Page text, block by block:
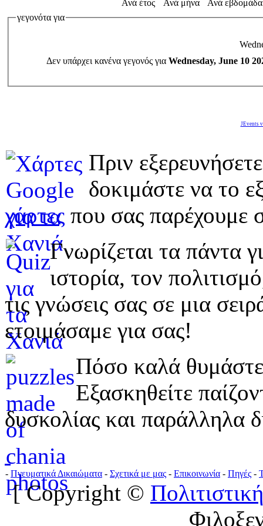
Ανά έτος Ανά μήνα
Ανά εβδομάδα
γεγονότα για
Δεν υπάρχει κανένα γεγονός για Wednesday, June 10
JEvents
Πριν
δοκιμάστε να το
χάρτες που σας παρέχουμε
Γνωρίζεται τα πάντα
ιστορία, τον
τις γνώσεις σας σε μια
ετοιμάσαμε για σας!
Πόσο καλά
Εξασκηθείτε
δυσκολίας και παράλληλα
- Πνευματικά Δικαιώματα - Σχετικά με μας - Επικοινωνία - Πηγές -
[ Copyright ©